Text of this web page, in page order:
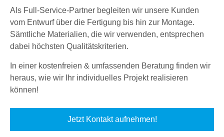
Als Full-Service-Partner begleiten wir unsere Kunden
vom Entwurf über die Fertigung bis hin zur Montage.
Sämtliche Materialien, die wir verwenden, entsprechen
dabei höchsten Qualitätskriterien.
In einer kostenfreien & umfassenden Beratung finden wir
heraus, wie wir Ihr individuelles Projekt realisieren
können!
Jetzt Kontakt aufnehmen!